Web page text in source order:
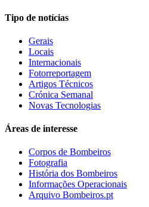
Tipo de notícias
Gerais
Locais
Internacionais
Fotorreportagem
Artigos Técnicos
Crónica Semanal
Novas Tecnologias
Áreas de interesse
Corpos de Bombeiros
Fotografia
História dos Bombeiros
Informações Operacionais
Arquivo Bombeiros.pt